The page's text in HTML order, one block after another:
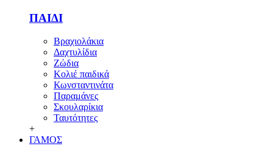
ΠΑΙΔΙ
Βραχιολάκια
Δαχτυλίδια
Ζώδια
Κολιέ παιδικά
Κωνσταντινάτα
Παραμάνες
Σκουλαρίκια
Ταυτότητες
+
ΓΑΜΟΣ